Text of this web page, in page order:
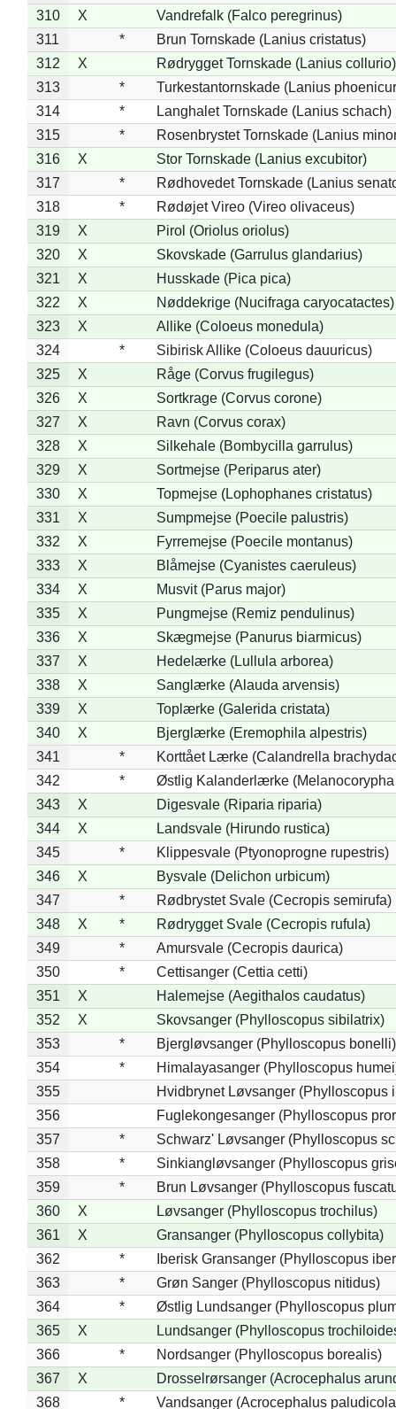
310
X
Vandrefalk (Falco peregrinus)
311
*
Brun Tornskade (Lanius cristatus)
312
X
Rødrygget Tornskade (Lanius collurio)
313
*
Turkestantornskade (Lanius
314
*
Langhalet Tornskade (Lanius schach)
315
*
Rosenbrystet Tornskade (Lanius
316
X
Stor Tornskade (Lanius excubitor)
317
*
Rødhovedet Tornskade (Lanius
318
*
Rødøjet Vireo (Vireo olivaceus)
319
X
Pirol (Oriolus oriolus)
320
X
Skovskade (Garrulus glandarius)
321
X
Husskade (Pica pica)
322
X
Nøddekrige (Nucifraga caryocatactes)
323
X
Allike (Coloeus monedula)
324
*
Sibirisk Allike (Coloeus dauuricus)
325
X
Råge (Corvus frugilegus)
326
X
Sortkrage (Corvus corone)
327
X
Ravn (Corvus corax)
328
X
Silkehale (Bombycilla garrulus)
329
X
Sortmejse (Periparus ater)
330
X
Topmejse (Lophophanes cristatus)
331
X
Sumpmejse (Poecile palustris)
332
X
Fyrremejse (Poecile montanus)
333
X
Blåmejse (Cyanistes caeruleus)
334
X
Musvit (Parus major)
335
X
Pungmejse (Remiz pendulinus)
336
X
Skægmejse (Panurus biarmicus)
337
X
Hedelærke (Lullula arborea)
338
X
Sanglærke (Alauda arvensis)
339
X
Toplærke (Galerida cristata)
340
X
Bjerglærke (Eremophila alpestris)
341
*
Korttået Lærke (Calandrella
342
*
Østlig Kalanderlærke (Melanocorypha
343
X
Digesvale (Riparia riparia)
344
X
Landsvale (Hirundo rustica)
345
*
Klippesvale (Ptyonoprogne rupestris)
346
X
Bysvale (Delichon urbicum)
347
*
Rødbrystet Svale (Cecropis semirufa)
348
X *
Rødrygget Svale (Cecropis rufula)
349
*
Amursvale (Cecropis daurica)
350
*
Cettisanger (Cettia cetti)
351
X
Halemejse (Aegithalos caudatus)
352
X
Skovsanger (Phylloscopus sibilatrix)
353
*
Bjergløvsanger (Phylloscopus bonelli)
354
*
Himalayasanger (Phylloscopus
355
Hvidbrynet Løvsanger (Phylloscopus
356
Fuglekongesanger (Phylloscopus
357
*
Schwarz' Løvsanger (Phylloscopus
358
*
Sinkiangløvsanger (Phylloscopus
359
*
Brun Løvsanger (Phylloscopus
360
X
Løvsanger (Phylloscopus trochilus)
361
X
Gransanger (Phylloscopus collybita)
362
*
Iberisk Gransanger (Phylloscopus
363
*
Grøn Sanger (Phylloscopus nitidus)
364
*
Østlig Lundsanger (Phylloscopus
365
X
Lundsanger (Phylloscopus
366
*
Nordsanger (Phylloscopus borealis)
367
X
Drosselrørsanger (Acrocephalus
368
* Vandsanger (Acrocephalus